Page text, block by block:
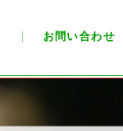
お問い合わせ